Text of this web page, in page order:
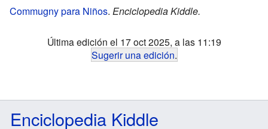
Commugny para Niños. Enciclopedia Kiddle.
Última edición el 17 oct 2025, a las 11:19
Sugerir una edición.
Enciclopedia Kiddle